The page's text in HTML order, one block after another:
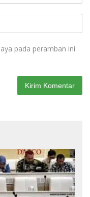
pada peramban ini